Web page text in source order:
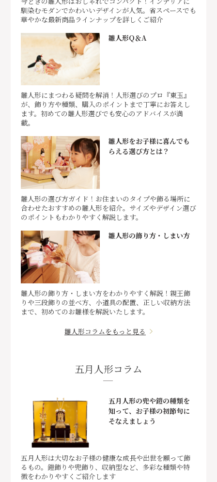
馴染むモダンでかわいいデザインが人気。省スペースでも
華やかな最新商品ラインナップを詳しくご紹介
雛人形Q＆A
雛人形にまつわる疑問を解消！人形選びのプロ『東玉』
が、飾り方や種類、購入のポイントまで丁寧にお答えし
ます。初めての雛人形選びでも安心のアドバイスが満
載。
雛人形をお子様に喜んでも
らえる選び方とは？
雛人形の選び方ガイド！お住まいのタイプや飾る場所に
合わせたおすすめの雛人形を紹介。サイズやデザイン選び
のポイントもわかりやすく解説します。
雛人形の飾り方・しまい方
雛人形の飾り方・しまい方をわかりやすく解説！親王飾
りや三段飾りの並べ方、小道具の配置、正しい収納方法
まで、初めてのお雛様を解説いたします。
雛人形コラムをもっと見る
五月人形コラム
五月人形の兜や鎧の種類を
知って、お子様の初節句に
そなえましょう
五月人形は大切なお子様の健康な成長や出世を願って飾
るもの。鎧飾りや兜飾り、収納型など、多彩な種類や特
徴をわかりやすくご紹介します